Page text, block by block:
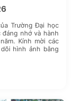
Trường Đại học
nhớ và hành
Kính mời các
hình ảnh bằng